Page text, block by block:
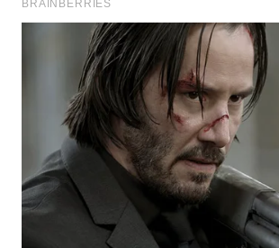
METRO
JAKARTA
NEWS
KRT